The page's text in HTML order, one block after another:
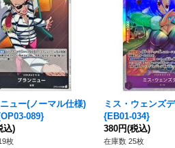
ュー(ノーマル仕様)
089}
込)
枚
ミス・ウェンズ
{EB01-034}
380円(税込)
在庫数 25枚